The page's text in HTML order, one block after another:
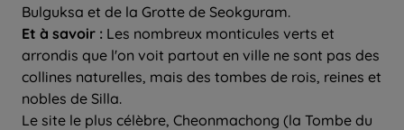
Bulguksa et de la Grotte de Seokguram.
Et à savoir : Les nombreux monticules verts et
arrondis que l'on voit partout en ville ne sont pas des
collines naturelles, mais des tombes de rois, reines et
nobles de Silla.
Le site le plus célèbre, Cheonmachong (la Tombe du